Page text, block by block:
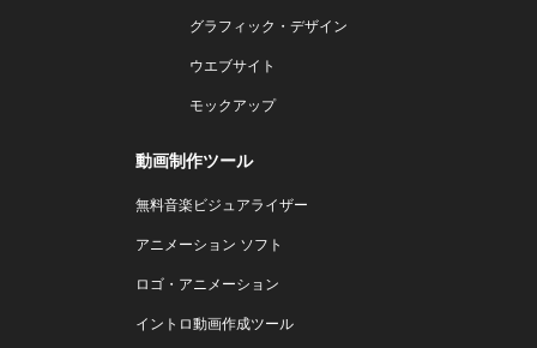
グラフィック・デザイン
ウエブサイト
モックアップ
動画制作ツール
無料音楽ビジュアライザー
アニメーション ソフト
ロゴ・アニメーション
イントロ動画作成ツール